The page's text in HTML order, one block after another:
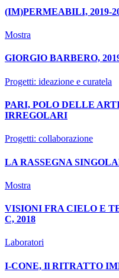
(IM)PERMEABILI, 2019-
Mostra
GIORGIO BARBERO,
Progetti: ideazione e curatela
PARI, POLO DELLE
IRREGOLARI
Progetti: collaborazione
LA RASSEGNA
Mostra
VISIONI FRA CIELO E
C, 2018
Laboratori
I-CONE, Il RITRATTO